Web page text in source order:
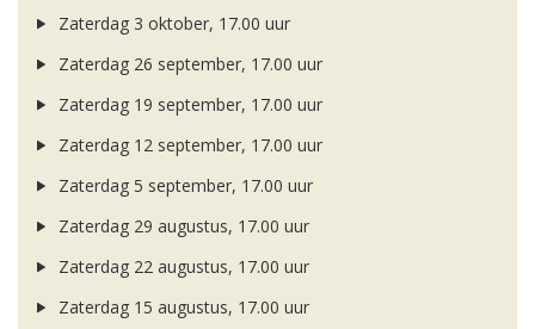
Zaterdag 3 oktober, 17.00 uur
Zaterdag 26 september, 17.00 uur
Zaterdag 19 september, 17.00 uur
Zaterdag 12 september, 17.00 uur
Zaterdag 5 september, 17.00 uur
Zaterdag 29 augustus, 17.00 uur
Zaterdag 22 augustus, 17.00 uur
Zaterdag 15 augustus, 17.00 uur